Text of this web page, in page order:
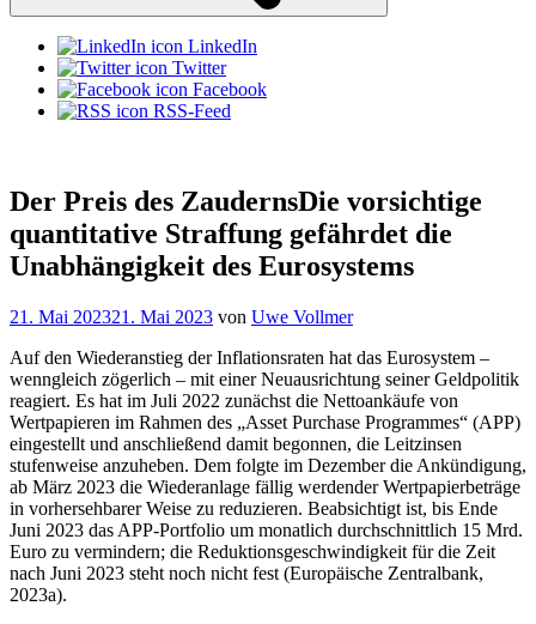
LinkedIn
Twitter
Facebook
RSS-Feed
Der Preis des ZaudernsDie vorsichtige
quantitative Straffung gefährdet die
Unabhängigkeit des Eurosystems
Veröffentlicht
21. Mai 202321. Mai 2023 von Uwe Vollmer
Auf den Wiederanstieg der Inflationsraten hat das Eurosystem –
wenngleich zögerlich – mit einer Neuausrichtung seiner Geldpolitik
reagiert. Es hat im Juli 2022 zunächst die Nettoankäufe von
Wertpapieren im Rahmen des „Asset Purchase Programmes“ (APP)
eingestellt und anschließend damit begonnen, die Leitzinsen
stufenweise anzuheben. Dem folgte im Dezember die Ankündigung,
ab März 2023 die Wiederanlage fällig werdender Wertpapierbeträge
in vorhersehbarer Weise zu reduzieren. Beabsichtigt ist, bis Ende
Juni 2023 das APP-Portfolio um monatlich durchschnittlich 15 Mrd.
Euro zu vermindern; die Reduktionsgeschwindigkeit für die Zeit
nach Juni 2023 steht noch nicht fest (Europäische Zentralbank,
2023a).